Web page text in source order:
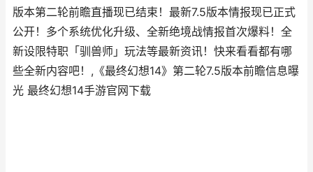
版本第二轮前瞻直播现已结束！最新7.5版本情报现已正式
公开！多个系统优化升级、全新绝境战情报首次爆料！全
新设限特职「驯兽师」玩法等最新资讯！快来看看都有哪
些全新内容吧！,《最终幻想14》第二轮7.5版本前瞻信息曝
光 最终幻想14手游官网下载